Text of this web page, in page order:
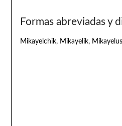
Formas abreviadas y
Mikayelchik, Mikayelik,